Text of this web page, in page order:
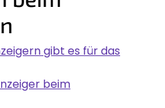
gibt es für das
beim